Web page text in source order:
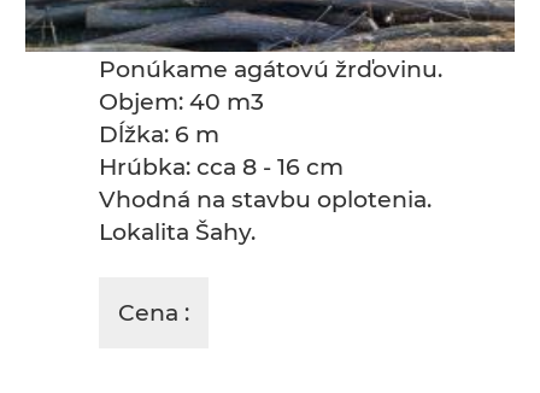
Ponúkame agátovú žrďovinu.
Objem: 40 m3
Dĺžka: 6 m
Hrúbka: cca 8 - 16 cm
Vhodná na stavbu oplotenia.
Lokalita Šahy.
Cena :